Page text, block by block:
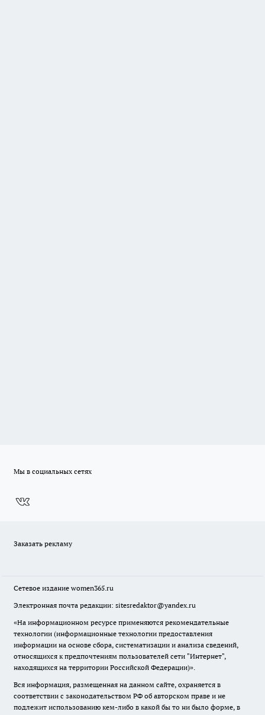
Мы в социальных сетях
Заказать рекламу
Сетевое издание women365.ru
Электронная почта редакции: sitesredaktor@yandex.ru
«На информационном ресурсе применяются рекомендательные
технологии (информационные технологии предоставления
информации на основе сбора, систематизации и анализа сведений,
относящихся к предпочтениям пользователей сети "Интернет",
находящихся на территории Российской Федерации)».
Вся информация, размещенная на данном сайте, охраняется в
соответствии с законодательством РФ об авторском праве и не
подлежит использованию кем-либо в какой бы то ни было форме, в